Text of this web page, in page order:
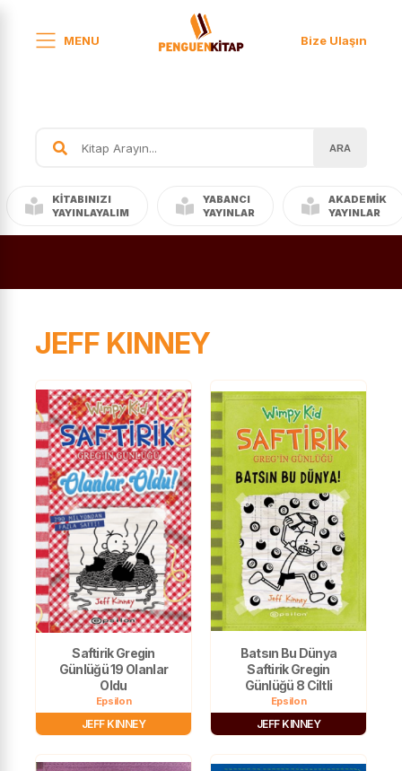
MENU Bize Ulaşın
ARA
KITABINIZI
YAYINLAYALIM
YABANCI
YAYINLAR
AKADEMIK
YAYINLAR
JEFF KINNEY
Saftirik Gregin
Günlüğü 19 Olanlar
Oldu
Epsilon
JEFF KINNEY
Batsın Bu Dünya
Saftirik Gregin
Günlüğü 8 Ciltli
Epsilon
JEFF KINNEY